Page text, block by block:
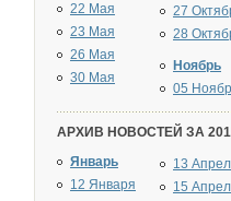
22 Мая
23 Мая
26 Мая
30 Мая
27
28
Ноябрь
05
АРХИВ НОВОСТЕЙ ЗА
Январь
12 Января
13
15